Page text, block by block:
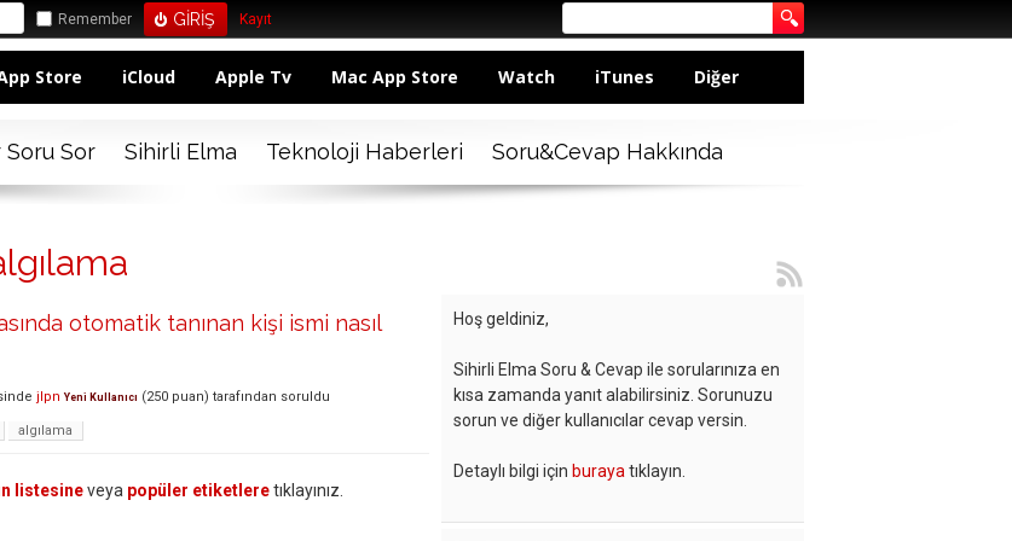
Remember Kayıt
Store iCloud Apple Tv Mac App Store Watch iTunes Diğer
Soru Sor Sihirli Elma Teknoloji Haberleri Soru&Cevap Hakkında
otomatik tanınan kişi ismi nasıl
jlpn Yeni Kullanıcı (250 puan) tarafından soruldu
algılama
listesineveya popüler etiketleretıklayınız.
Hoş geldiniz,
Sihirli Elma Soru & Cevap ile sorularınıza en
kısa zamanda yanıt alabilirsiniz. Sorunuzu
sorun ve diğer kullanıcılar cevap versin.
Detaylı bilgi için buraya tıklayın.